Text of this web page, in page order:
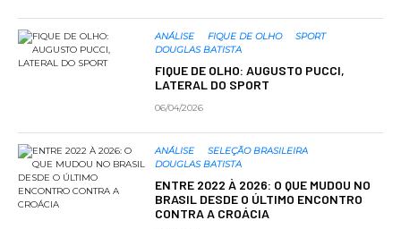
ANÁLISE FIQUE DE OLHO
SPORT
DOUGLAS BATISTA
FIQUE DE OLHO: AUGUSTO PUCCI,
LATERAL DO SPORT
06/04/2026
ANÁLISE
SELEÇÃO BRASILEIRA
DOUGLAS BATISTA
ENTRE 2022 À 2026: O QUE MUDOU NO
BRASIL DESDE O ÚLTIMO ENCONTRO
CONTRA A CROÁCIA